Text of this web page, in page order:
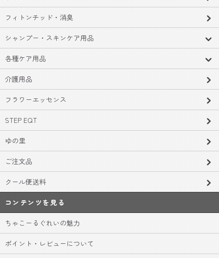
フィトンチッド・消臭
シャンプー・スキンケア用品
各種ケア用品
介護用品
フラワーエッセンス
STEP EQT
ゆの里
ご注文品
クール便送料
コンテンツを見る
ちゃこーるぐれいの魅力
ポイント・レビューについて